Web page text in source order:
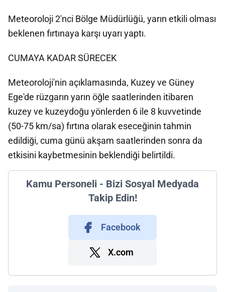
Meteoroloji 2'nci Bölge Müdürlüğü, yarın etkili olması
beklenen fırtınaya karşı uyarı yaptı.
CUMAYA KADAR SÜRECEK
Meteoroloji'nin açıklamasında, Kuzey ve Güney
Ege'de rüzgarın yarın öğle saatlerinden itibaren
kuzey ve kuzeydoğu yönlerden 6 ile 8 kuvvetinde
(50-75 km/sa) fırtına olarak eseceğinin tahmin
edildiği, cuma günü akşam saatlerinden sonra da
etkisini kaybetmesinin beklendiği belirtildi.
Kamu Personeli - Bizi Sosyal Medyada
Takip Edin!
Facebook
X.com